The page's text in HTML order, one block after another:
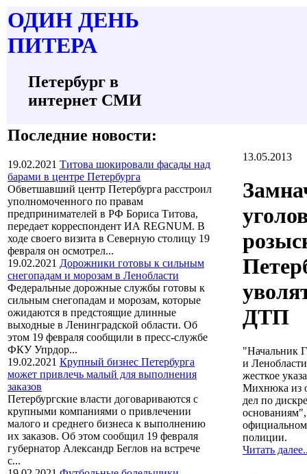
ОДИН ДЕНЬ
ПИТЕРА
Петербург в
интернет СМИ
Последние новости:
19.02.2021 Титова шокировали фасады над
барами в центре Петербурга
Обветшавший центр Петербурга расстроил
уполномоченного по правам
предпринимателей в РФ Бориса Титова,
передает корреспондент ИА REGNUM. В
ходе своего визита в Северную столицу 19
февраля он осмотрел...
19.02.2021 Дорожники готовы к сильным
снегопадам и морозам в Ленобласти
Федеральные дорожные службы готовы к
сильным снегопадам и морозам, которые
ожидаются в предстоящие длинные
выходные в Ленинградской области. Об
этом 19 февраля сообщили в пресс-службе
ФКУ Упрдор...
19.02.2021 Крупный бизнес Петербурга
может привлечь малый для выполнения
заказов
Петербургские власти договариваются с
крупными компаниями о привлечении
малого и среднего бизнеса к выполнению
их заказов. Об этом сообщил 19 февраля
губернатор Александр Беглов на встрече
с...
13.05.2013
ДТП
"Начальник
и
жесткое
Михнюка из
дел по
официальном
полиции.
Читать